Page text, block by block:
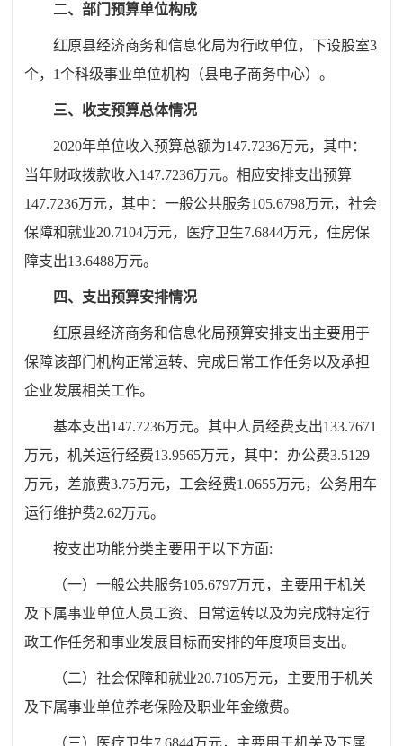
二、部门预算单位构成
红原县经济商务和信息化局为行政单位，下设股室3
个， 1个科级事业单位机构（县电子商务中心）。
三、收支预算总体情况
2020年单位收入预算总额为147.7236万元，其中：
当年财政拨款收入147.7236万元。相应安排支出预算
147.7236万元，其中：一般公共服务105.6798万元，社会
保障和就业20.7104万元，医疗卫生7.6844万元，住房保
障支出13.6488万元。
四、 支出预算安排情况
红原县经济商务和信息化局预算安排支出主要用于
保障该部门机构正常运转、完成日常工作任务以及承担
企业发展相关工作。
基本支出147.7236万元。其中人员经费支出133.7671
万元，机关运行经费13.9565万元，其中：办公费3.5129
万元，差旅费3.75万元，工会经费1 .0655万元，公务用车
运行维护费2.62万元。
按支出功能分类主要用于以下方面:
（一）一般公共服务105.6797万元，主要用于机关
及下属事业单位人员工资、日常运转以及为完成特定行
政工作任务和事业发展目标而安排的年度项目支出。
（二）社会保障和就业20.7105万元，主要用于机关
及下属事业单位养老保险及职业年金缴费。
（三）医疗卫生7.6844万元，主要用于机关及下属